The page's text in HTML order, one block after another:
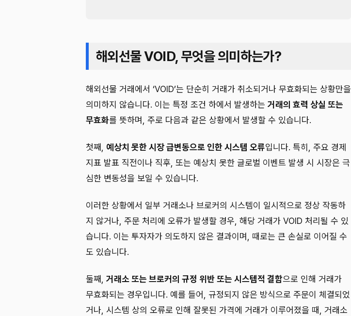
해외선물 VOID, 무엇을 의미하는가?
해외선물 거래에서 ‘VOID’는 단순히 거래가 취소되거나 무효화되는 상황만을
의미하지 않습니다. 이는 특정 조건 하에서 발생하는 거래의 효력 상실 또는
무효화를 뜻하며, 주로 다음과 같은 상황에서 발생할 수 있습니다.
첫째, 예상치 못한 시장 급변동으로 인한 시스템 오류입니다. 특히, 주요 경제
지표 발표 직전이나 직후, 또는 예상치 못한 글로벌 이벤트 발생 시 시장은 극
심한 변동성을 보일 수 있습니다.
이러한 상황에서 일부 거래소나 브로커의 시스템이 일시적으로 정상 작동하
지 않거나, 주문 처리에 오류가 발생할 경우, 해당 거래가 VOID 처리될 수 있
습니다. 이는 투자자가 의도하지 않은 결과이며, 때로는 큰 손실로 이어질 수
도 있습니다.
둘째, 거래소 또는 브로커의 규정 위반 또는 시스템적 결함으로 인해 거래가
무효화되는 경우입니다. 예를 들어, 규정되지 않은 방식으로 주문이 체결되었
거나, 시스템 상의 오류로 인해 잘못된 가격에 거래가 이루어졌을 때, 거래소